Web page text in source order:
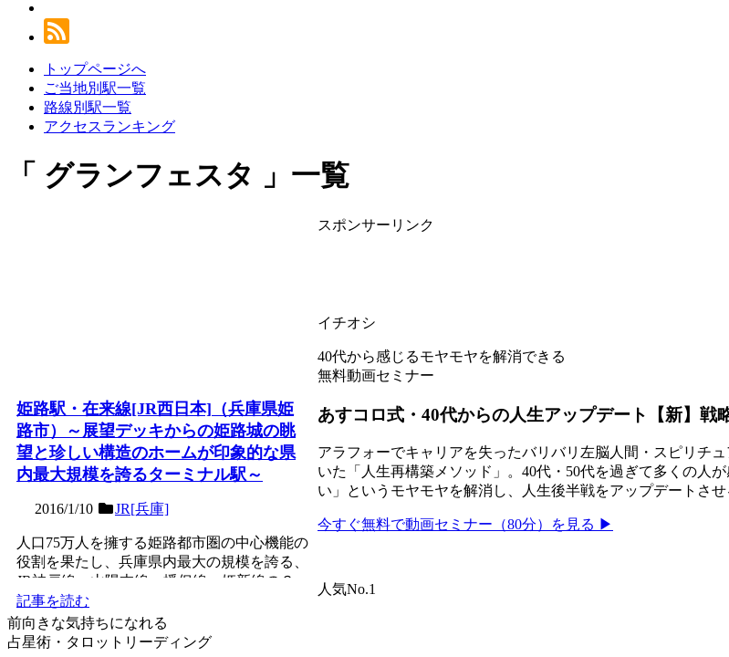
トップページへ
ご当地別駅一覧
路線別駅一覧
アクセスランキング
グランフェスタ 一覧
姫路駅・在来線[JR西日本]（兵庫県姫
路市）～展望デッキからの姫路城の眺
望と珍しい構造のホームが印象的な県
内最大規模を誇るターミナル駅～
2016/1/10 JR[兵庫]
人口75万人を擁する姫路都市圏の中心機能の
役割を果たし、兵庫県内最大の規模を誇る、
JR神戸線・山陽本線・播但線・姫新線の３
面８線の高架ターミ...
記事を読む
スポンサーリンク
イチオシ
40代から感じるモヤモヤを解消できる
無料動画セミナー
あすコロ式・40代からの人生アップデート【新】戦
アラフォーでキャリアを失ったバリバリ左脳人間・スピリチ
いた「人生再構築メソッド」。40代・50代を過ぎて多くの人
い」というモヤモヤを解消し、人生後半戦をアップデートさせ
今すぐ無料で動画セミナー（80分）を見る ▶
人気No.1
前向きな気持ちになれる
占星術・タロットリーディング